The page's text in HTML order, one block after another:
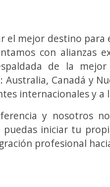
el mejor destino
con alianzas
de la
Australia, Canadá y
internacionales y a
y nosotros
puedas iniciar tu
profesional